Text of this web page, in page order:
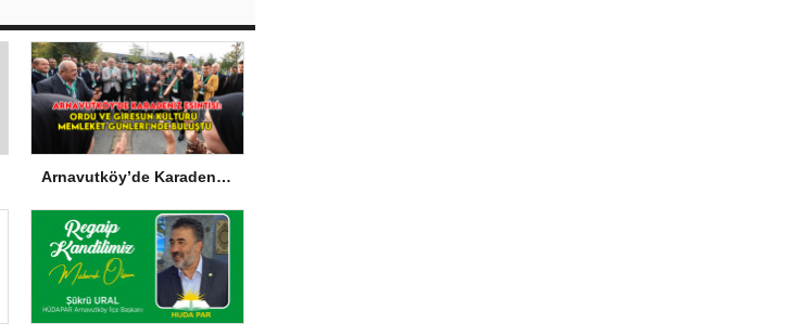
Arnavutköy’de Karadeniz Esintisi: Ordu ve Giresun Kültürü Memleket Günleri’nde Buluştu